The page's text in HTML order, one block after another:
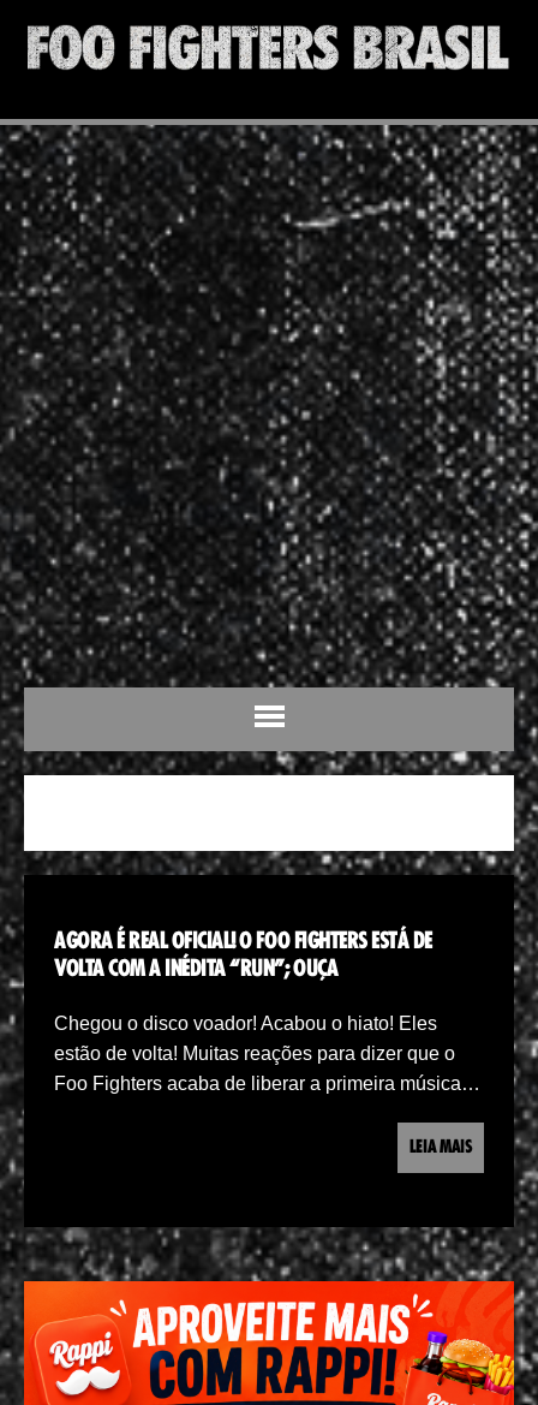
AGORA É REAL OFICIAL! O FOO FIGHTERS ESTÁ DE
VOLTA COM A INÉDITA “RUN”; OUÇA
Chegou o disco voador! Acabou o hiato! Eles
estão de volta! Muitas reações para dizer que o
Foo Fighters acaba de liberar a primeira música…
LEIA MAIS